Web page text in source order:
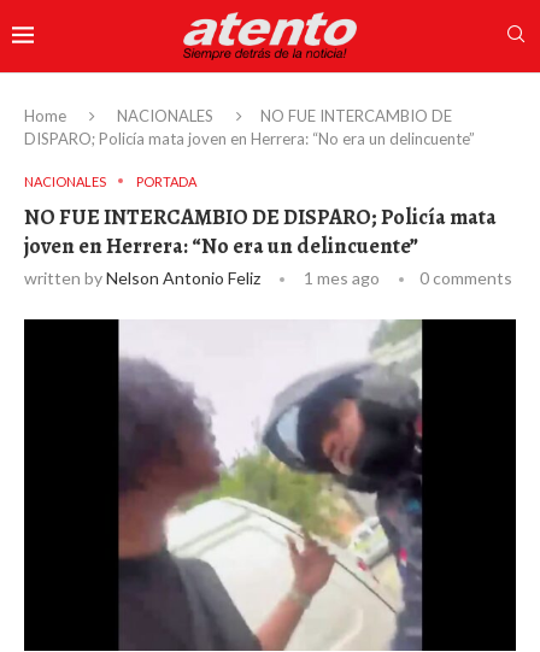
Home NACIONALES
NO FUE INTERCAMBIO DE
DISPARO; Policía mata joven en Herrera: “No era un delincuente”
NACIONALES PORTADA
NO FUE INTERCAMBIO DE DISPARO; Policía mata
joven en Herrera: “No era un delincuente”
written byNelson Antonio Feliz 1 mes ago 0 comments